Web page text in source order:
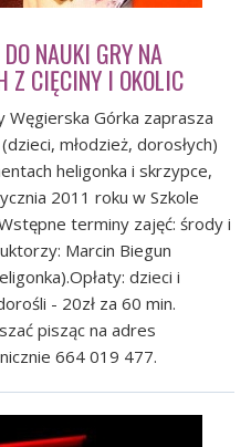
NAUKI GRY NA
Z CIĘCINY I OKOLIC
Węgierska Górka zaprasza
młodzież, dorosłych)
heligonka i skrzypce,
2011 roku w Szkole
terminy zajęć: środy i
Marcin Biegun
dzieci i
- 20zł za 60 min.
pisząc na adres
664 019 477.